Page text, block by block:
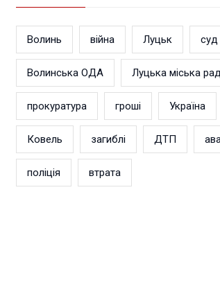
Волинь війна Луцьк суд
Волинська ОДА Луцька міська
прокуратура гроші Україна
Ковель загиблі ДТП
поліція втрата